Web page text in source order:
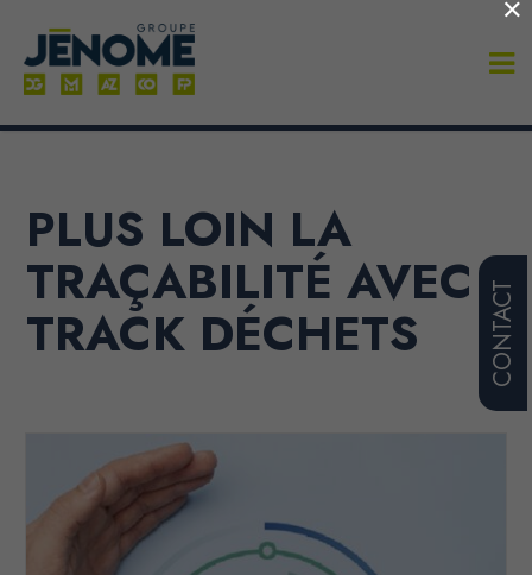
CONTACT
PLUS LOIN LA
TRAÇABILITÉ AVEC
TRACK DÉCHETS